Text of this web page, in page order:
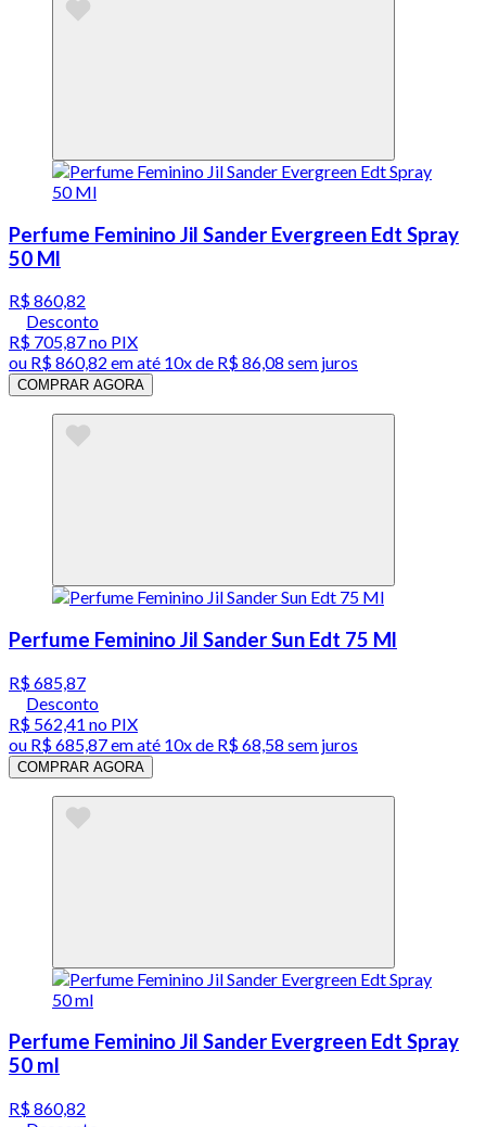
Perfume Feminino Jil Sander Evergreen Edt Spray
50 Ml
R$ 860,82
Desconto
R$ 705,87no PIX
ou R$ 860,82 em até 10x de R$ 86,08 sem juros
COMPRAR AGORA
Perfume Feminino Jil Sander Sun Edt 75 Ml
R$ 685,87
Desconto
R$ 562,41 no PIX
ou R$ 685,87em até 10x de R$ 68,58 sem juros
COMPRAR AGORA
Perfume Feminino Jil Sander Evergreen Edt Spray
50 ml
R$ 860,82